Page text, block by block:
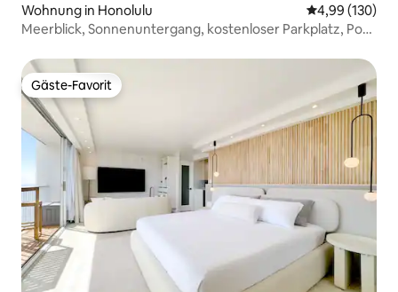
Wohnung in Honolulu
4,99 (130)
Meerblick, Sonnenuntergang, kostenloser Parkplatz, Pool,
Gäste-Favorit
Gäste-Favorit